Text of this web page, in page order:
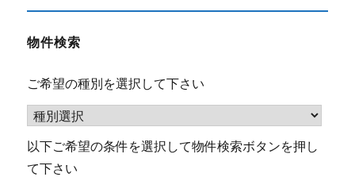
物件検索
ご希望の種別を選択して下さい
以下ご希望の条件を選択して物件検索ボタンを押し
て下さい